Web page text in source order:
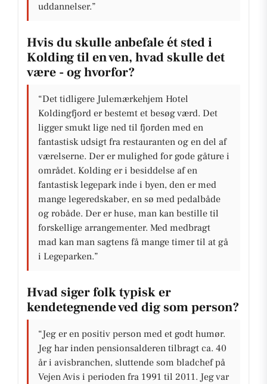
uddannelser.”
Hvis du skulle anbefale ét sted i
Kolding til en ven, hvad skulle det
være - og hvorfor?
“Det tidligere Julemærkehjem Hotel
Koldingfjord er bestemt et besøg værd. Det
ligger smukt lige ned til fjorden med en
fantastisk udsigt fra restauranten og en del af
værelserne. Der er mulighed for gode gåture i
området. Kolding er i besiddelse af en
fantastisk legepark inde i byen, den er med
mange legeredskaber, en sø med pedalbåde
og robåde. Der er huse, man kan bestille til
forskellige arrangementer. Med medbragt
mad kan man sagtens få mange timer til at gå
i Legeparken.”
Hvad siger folk typisk er
kendetegnende ved dig som person?
“Jeg er en positiv person med et godt humør.
Jeg har inden pensionsalderen tilbragt ca. 40
år i avisbranchen, sluttende som bladchef på
Vejen Avis i perioden fra 1991 til 2011. Jeg var